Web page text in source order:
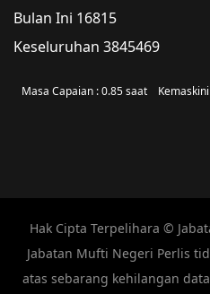
Bulan Ini 16815
Keseluruhan 3845469
Masa Capaian :0.85 saat
Hak Cipta Terpelihara ©
Jabatan Mufti Negeri Perlis
atas sebarang kehilangan